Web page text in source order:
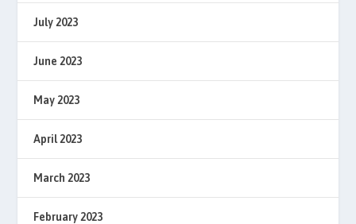
July 2023
June 2023
May 2023
April 2023
March 2023
February 2023